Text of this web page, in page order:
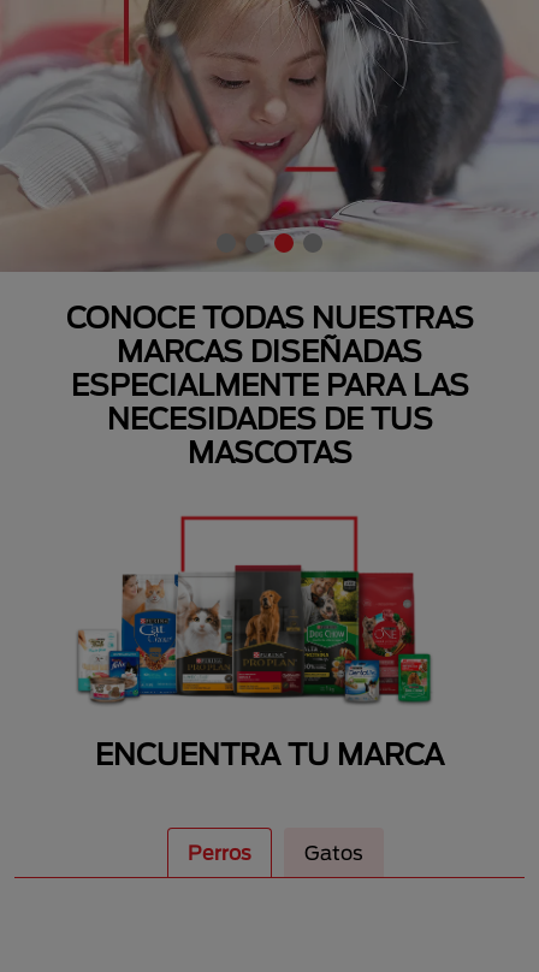
CONOCE TODAS NUESTRAS
MARCAS DISEÑADAS
ESPECIALMENTE PARA LAS
NECESIDADES DE TUS
MASCOTAS
ENCUENTRA TU MARCA
Perros Gatos